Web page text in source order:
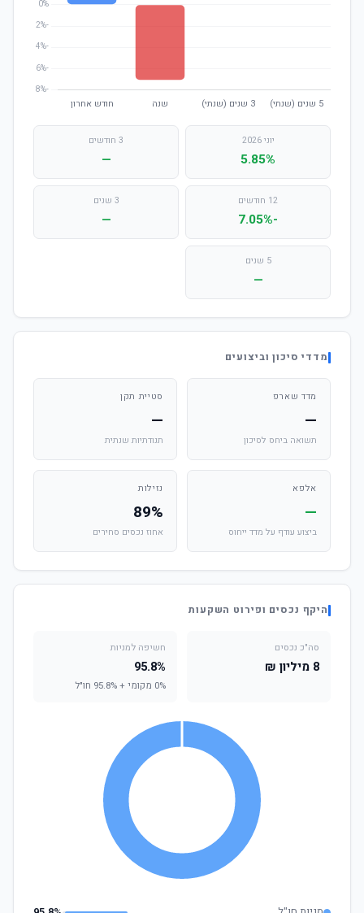
יוני 2026
5.85%
3 חודשים
—
12 חודשים
-7.05%
3 שנים
—
5 שנים
—
מדדי סיכון וביצועים
מדד שארפ
—
תשואה ביחס לסיכון
סטיית תקן
—
תנודתיות שנתית
אלפא
—
ביצוע עודף על מדד ייחוס
נזילות
89%
אחוז נכסים סחירים
היקף נכסים ופירוט השקעות
סה"כ נכסים
8 מיליון ₪
חשיפה למניות
95.8%
0% מקומי + 95.8% חו"ל